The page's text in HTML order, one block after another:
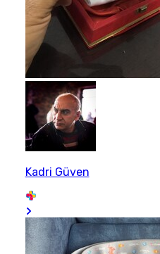
Kadri Güven